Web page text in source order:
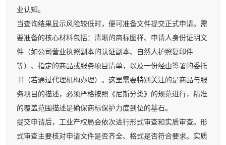
业认知。
当查询结果显示风险较低时，便可准备文件提交正式申请。需
要准备的核心材料包括：清晰的商标图样、申请人身份证明文
件（如公司营业执照副本的认证副本、自然人护照复印件
等）、指定的商品或服务项目清单，以及一份经由签署的委托
书（若通过代理机构办理）。这里需要特别关注的是商品与服
务项目的描述，必须严格按照《尼斯分类》的规范进行，精准
的覆盖范围描述是确保商标保护力度到位的基石。
提交申请后，工业产权局会依次进行形式审查和实质审查。形
式审查主要核对申请文件是否齐全、格式是否符合要求。实质